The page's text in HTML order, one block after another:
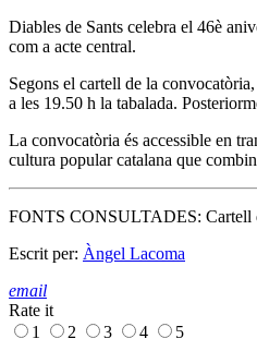
Diables de Sants celebra el 46è
com a acte central.
Segons el cartell de la
a les 19.50 h la tabalada.
La convocatòria és accessible en
cultura popular catalana que
FONTS CONSULTADES: Cartell
Escrit per: Àngel Lacoma
email
Rate it
1
2 3 4 5